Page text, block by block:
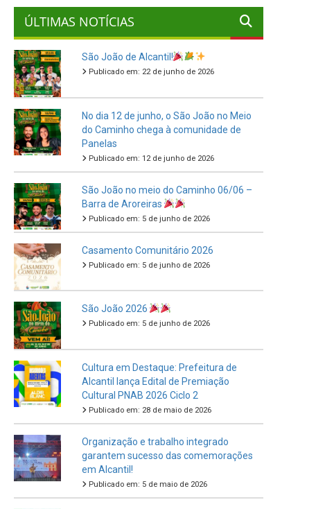
ÚLTIMAS NOTÍCIAS
São João de Alcantil!
Publicado em: 22 de junho de 2026
No dia 12 de junho, o São João no Meio
do Caminho chega à comunidade de
Panelas
Publicado em: 12 de junho de 2026
São João no meio do Caminho 06/06 –
Barra de Aroreiras
Publicado em: 5 de junho de 2026
Casamento Comunitário 2026
Publicado em: 5 de junho de 2026
São João 2026
Publicado em: 5 de junho de 2026
Cultura em Destaque: Prefeitura de
Alcantil lança Edital de Premiação
Cultural PNAB 2026 Ciclo 2
Publicado em: 28 de maio de 2026
Organização e trabalho integrado
garantem sucesso das comemorações
em Alcantil!
Publicado em: 5 de maio de 2026